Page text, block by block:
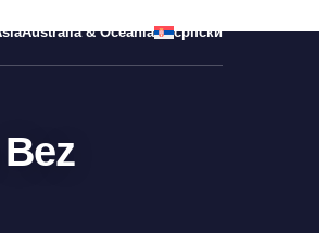
Australia & Oceania српски